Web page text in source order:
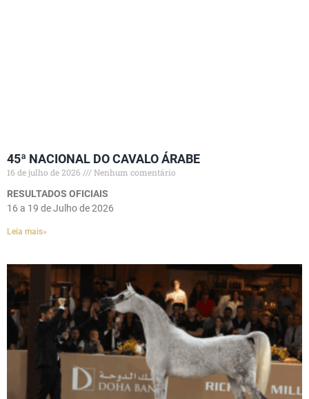
45ª NACIONAL DO CAVALO ÁRABE
16 de julho de 2026
Nenhum comentário
RESULTADOS OFICIAIS
16 a 19 de Julho de 2026
Leia mais»